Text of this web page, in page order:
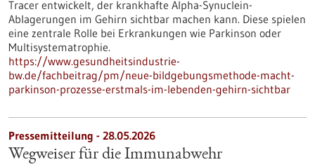
Tracer entwickelt, der krankhafte Alpha-Synuclein-
Ablagerungen im Gehirn sichtbar machen kann. Diese spielen
eine zentrale Rolle bei Erkrankungen wie Parkinson oder
Multisystematrophie.
https://www.gesundheitsindustrie-
bw.de/fachbeitrag/pm/neue-bildgebungsmethode-macht-
parkinson-prozesse-erstmals-im-lebenden-gehirn-sichtbar
Pressemitteilung - 28.05.2026
Wegweiser für die Immunabwehr